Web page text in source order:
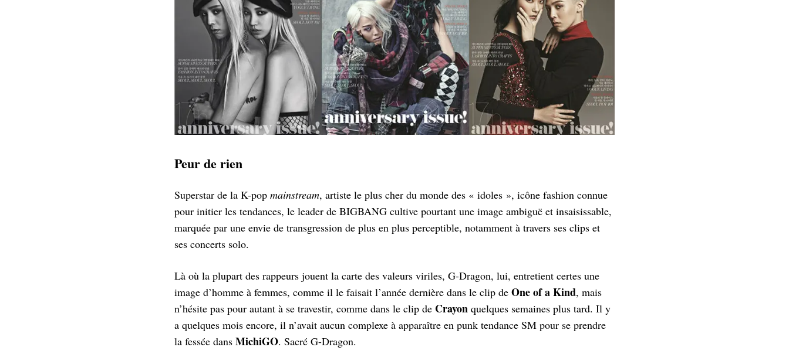
Peur de rien
Superstar de la K-pop mainstream, artiste le plus cher du monde des « idoles », icône fashion connue
pour initier les tendances, le leader de BIGBANG cultive pourtant une image ambiguë et insaisissable,
marquée par une envie de transgression de plus en plus perceptible, notamment à travers ses clips et
ses concerts solo.
Là où la plupart des rappeurs jouent la carte des valeurs viriles, G-Dragon, lui, entretient certes une
image d’homme à femmes, comme il le faisait l’année dernière dans le clip de One of a Kind, mais
n’hésite pas pour autant à se travestir, comme dans le clip de Crayon quelques semaines plus tard. Il y
a quelques mois encore, il n’avait aucun complexe à apparaître en punk tendance SM pour se prendre
la fessée dans MichiGO. Sacré G-Dragon.